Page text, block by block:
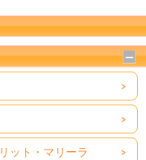
ト・マリーラ